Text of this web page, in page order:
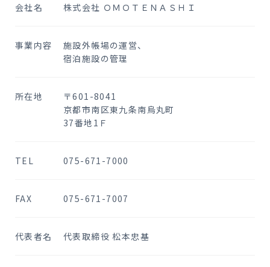
会社名 株式会社 ＯＭＯＴＥＮＡＳＨＩ
事業内容
施設外帳場の運営、
宿泊施設の管理
所在地
〒601-8041
京都市南区東九条南烏丸町
37番地1Ｆ
TEL 075-671-7000
FAX 075-671-7007
代表者名 代表取締役 松本忠基